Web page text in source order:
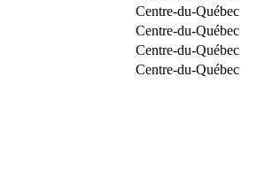
Centre-du-Québec
Centre-du-Québec
Centre-du-Québec
Centre-du-Québec